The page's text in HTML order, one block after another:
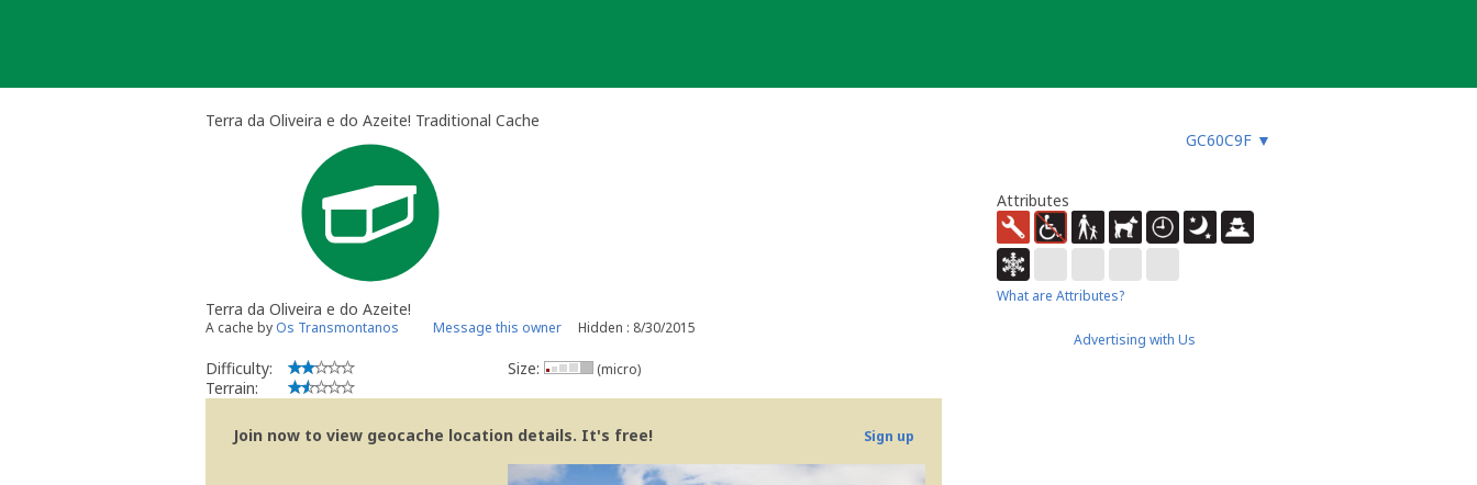
Terra da Oliveira e do Azeite! Traditional Cache
GC60C9F ▼
Terra da Oliveira e do Azeite!
A cache by Os Transmontanos Message this owner Hidden : 8/30/2015
Difficulty:
Terrain:
Size: (micro)
Join now to view geocache location details. It's free! Sign up
Attributes
What are Attributes?
Advertising with Us